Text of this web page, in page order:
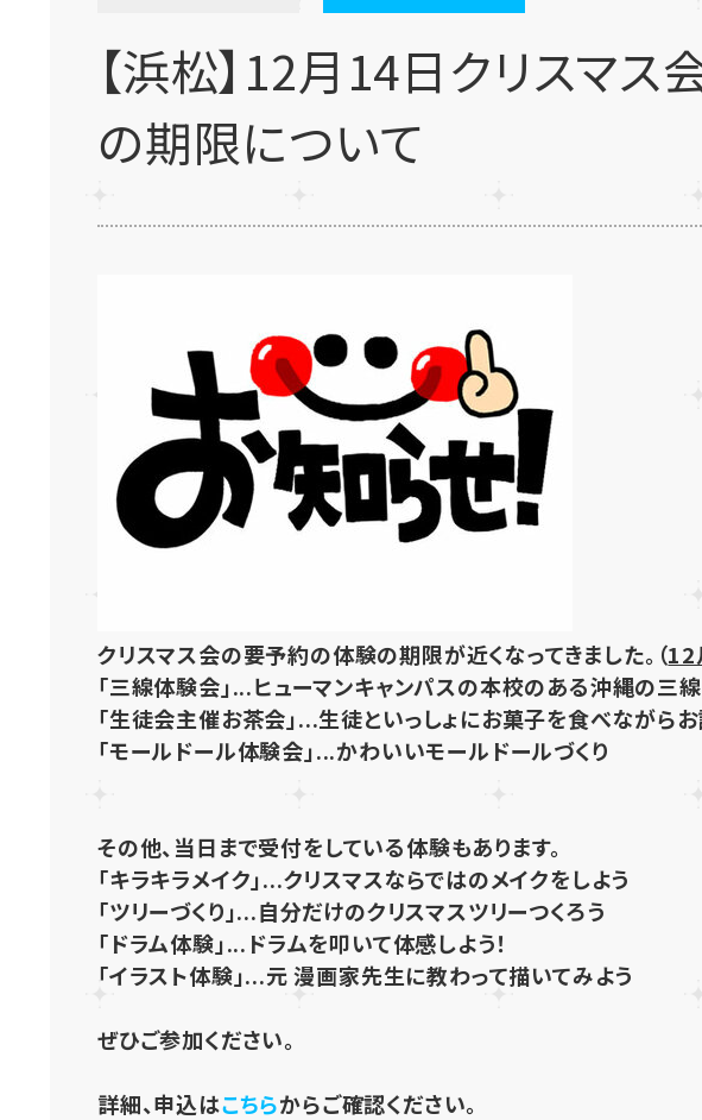
【浜松】12月14日クリスマ
の期限について
クリスマス会の要予約の体験の期限が近くなってきました。（12
「三線体験会」...ヒューマンキャンパスの本校のある沖縄の三
「生徒会主催お茶会」...生徒といっしょにお菓子を食べながらお
「モールドール体験会」...かわいいモールドールづくり
その他、当日まで受付をしている体験もあります。
「キラキラメイク」...クリスマスならではのメイクをしよう
「ツリーづくり」...自分だけのクリスマスツリーつくろう
「ドラム体験」...ドラムを叩いて体感しよう！
「イラスト体験」...元 漫画家先生に教わって描いてみよう
ぜひご参加ください。
詳細、申込はこちらからご確認ください。